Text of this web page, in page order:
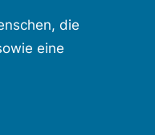
die
eine